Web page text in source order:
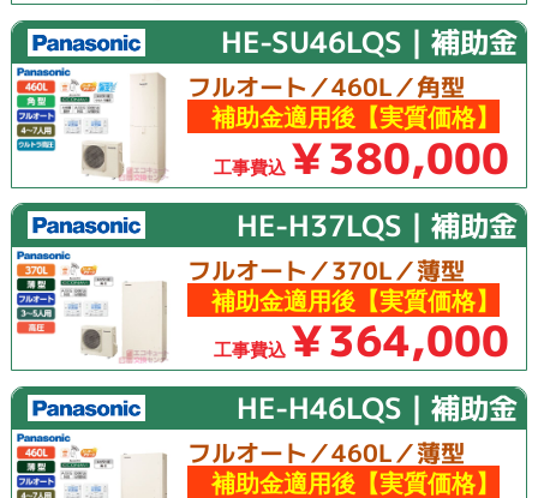
HE-SU46LQS｜補助金
フルオート／460L／角型
補助金適用後【実質価格】
工事費込 ￥380,000
HE-H37LQS｜補助金
フルオート／370L／薄型
補助金適用後【実質価格】
工事費込 ￥364,000
HE-H46LQS｜補助金
フルオート／460L／薄型
補助金適用後【実質価格】